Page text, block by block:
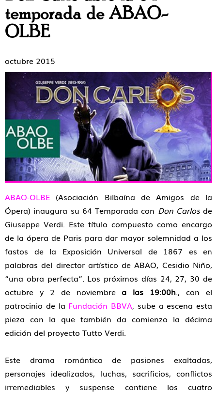
temporada de ABAO-
OLBE
octubre 2015
ABAO-OLBE (Asociación Bilbaína de Amigos de la
Ópera) inaugura su 64 Temporada con Don Carlosde
Giuseppe Verdi. Este título compuesto como encargo
de la ópera de Paris para dar mayor solemnidad a los
fastos de la Exposición Universal de 1867 es en
palabras del director artístico de ABAO, Cesidio Niño,
“una obra perfecta”. Los próximos días 24, 27, 30 de
octubre y 2 de noviembrea las 19:00h., con el
patrocinio de la Fundación BBVA, sube a escena esta
pieza con la que también da comienzo la décima
edición del proyecto Tutto Verdi.
Este drama romántico de pasiones exaltadas,
personajes idealizados, luchas, sacrificios, conflictos
irremediables y suspense contiene los cuatro